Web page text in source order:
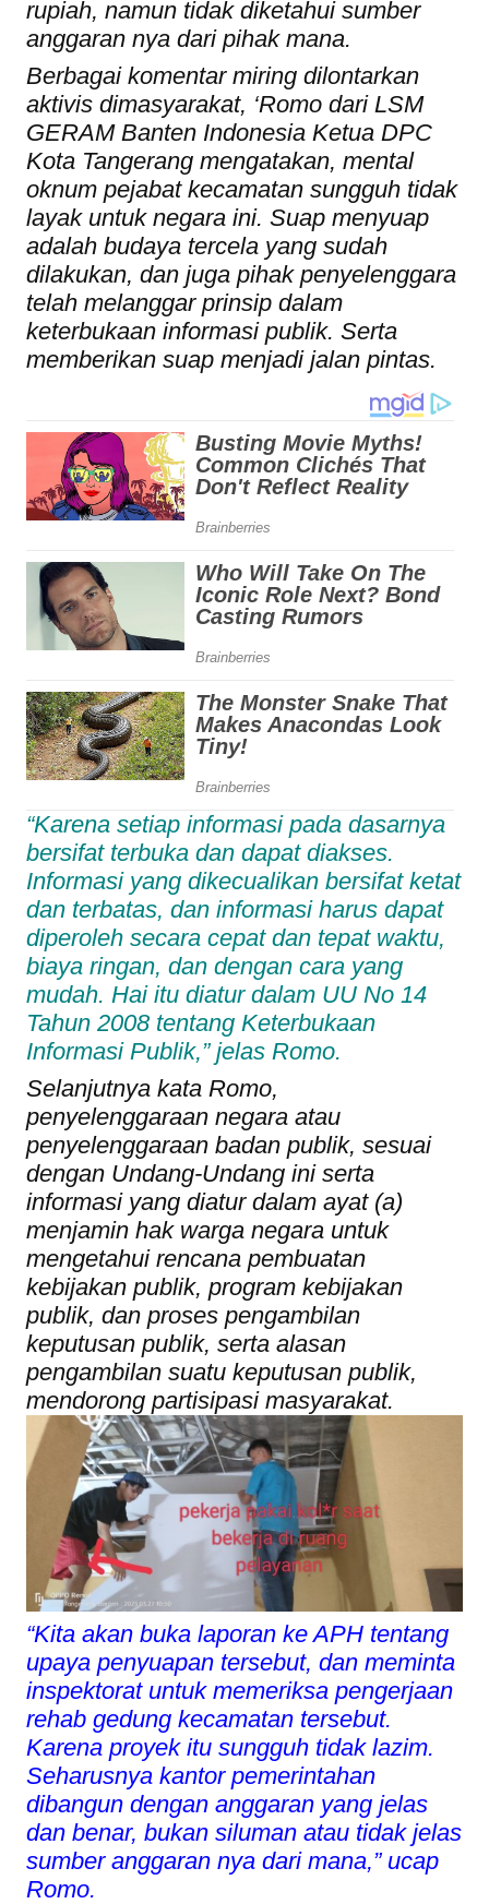
rupiah, namun tidak diketahui sumber
anggaran nya dari pihak mana.
Berbagai komentar miring dilontarkan
aktivis dimasyarakat, ‘Romo dari LSM
GERAM Banten Indonesia Ketua DPC
Kota Tangerang mengatakan, mental
oknum pejabat kecamatan sungguh tidak
layak untuk negara ini. Suap menyuap
adalah budaya tercela yang sudah
dilakukan, dan juga pihak penyelenggara
telah melanggar prinsip dalam
keterbukaan informasi publik. Serta
memberikan suap menjadi jalan pintas.
“Karena setiap informasi pada dasarnya
bersifat terbuka dan dapat diakses.
Informasi yang dikecualikan bersifat ketat
dan terbatas, dan informasi harus dapat
diperoleh secara cepat dan tepat waktu,
biaya ringan, dan dengan cara yang
mudah. Hai itu diatur dalam UU No 14
Tahun 2008 tentang Keterbukaan
Informasi Publik,” jelas Romo.
Selanjutnya kata Romo,
penyelenggaraan negara atau
penyelenggaraan badan publik, sesuai
dengan Undang-Undang ini serta
informasi yang diatur dalam ayat (a)
menjamin hak warga negara untuk
mengetahui rencana pembuatan
kebijakan publik, program kebijakan
publik, dan proses pengambilan
keputusan publik, serta alasan
pengambilan suatu keputusan publik,
mendorong partisipasi masyarakat.
“Kita akan buka laporan ke APH tentang
upaya penyuapan tersebut, dan meminta
inspektorat untuk memeriksa pengerjaan
rehab gedung kecamatan tersebut.
Karena proyek itu sungguh tidak lazim.
Seharusnya kantor pemerintahan
dibangun dengan anggaran yang jelas
dan benar, bukan siluman atau tidak jelas
sumber anggaran nya dari mana,” ucap
Romo.